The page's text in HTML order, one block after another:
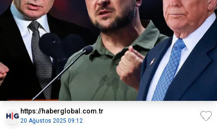
https://haberglobal.com.tr
20 Ağustos 2025 09:12